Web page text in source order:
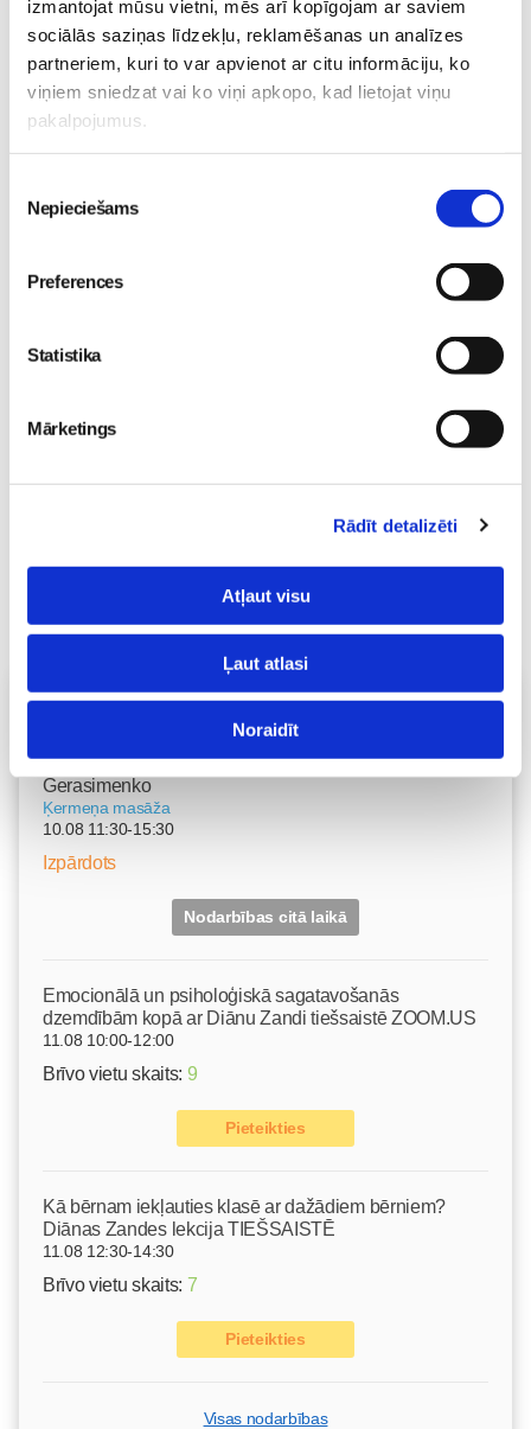
izmantojat mūsu vietni, mēs arī kopīgojam ar saviem
sociālās saziņas līdzekļu, reklamēšanas un analīzes
partneriem, kuri to var apvienot ar citu informāciju, ko
viņiem sniedzat vai ko viņi apkopo, kad lietojat viņu
pakalpojumus.
izvēle
Nepieciešams
Preferences
Statistika
Mārketings
Rādīt detalizēti
Atļaut visu
Ļaut atlasi
Noraidīt
gatavot un ēst veselīgāk
izstādē “Riga Food 2026”!
Pirmsskola
30. Jun 00:00
bērnu diennakts nometne
Ikšķilē
Pirmsskola
30. May 12:43
„LEĢENDĀRIE” - episks
ģimenei kinoteātros no
Vecāku skola
Grūtnieču masāža, pēcdzemdību masāža, ķermeņa
masāža Māmiņu klubā pie masāžas speciālistes Olgas
Gerasimenko
Ķermeņa masāža
10.08 11:30-15:30
Izpārdots
Nodarbības citā laikā
Emocionālā un psiholoģiskā sagatavošanās
dzemdībām kopā ar Diānu Zandi tiešsaistē ZOOM.US
11.08 10:00-12:00
Brīvo vietu skaits: 9
Pieteikties
Kā bērnam iekļauties klasē ar dažādiem bērniem?
Diānas Zandes lekcija TIEŠSAISTĒ
11.08 12:30-14:30
Brīvo vietu skaits: 7
Pieteikties
Visas nodarbības